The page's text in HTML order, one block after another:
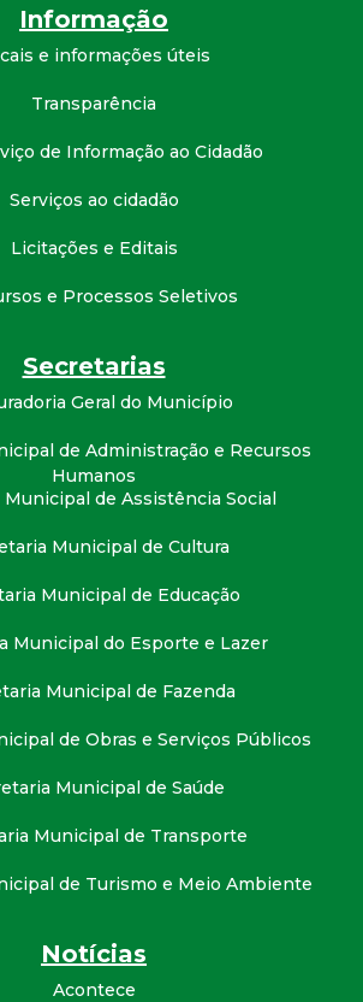
Informação
e informações úteis
Transparência
de Informação ao Cidadão
Serviços ao cidadão
Licitações e Editais
e Processos Seletivos
Secretarias
Geral do Município
de Administração e Recursos
Humanos
Municipal de Assistência Social
Municipal de Cultura
Municipal de Educação
Municipal do Esporte e Lazer
Municipal de Fazenda
de Obras e Serviços Públicos
Municipal de Saúde
Municipal de Transporte
de Turismo e Meio Ambiente
Notícias
Acontece